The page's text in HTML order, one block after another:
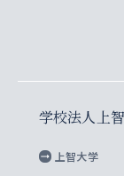
経済
グロー
メデ
水稀少
先進機
国によ
大学院
父母
学外と
上智
英文広
上智大
上智大
上智大学
上智大学
学校法人上
上智大学